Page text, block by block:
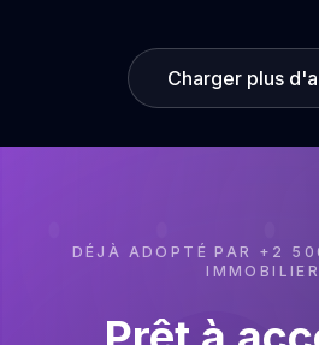
Charger plus
DÉJÀ ADOPTÉ PAR +2